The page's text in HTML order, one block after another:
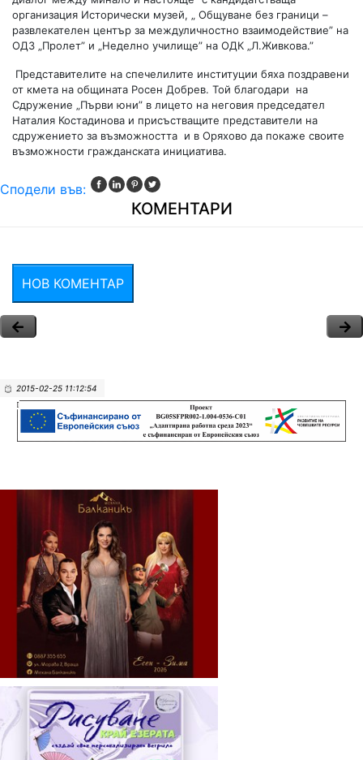
организация Исторически музей, „ Общуване без граници –
развлекателен център за междуличностно взаимодействие” на
ОДЗ „Пролет” и „Неделно училище” на ОДК „Л.Живкова.”
Представителите на спечелилите институции бяха поздравени
от кмета на общината Росен Добрев. Той благодари на
Сдружение „Първи юни” в лицето на неговия председател
Наталия Костадинова и присъстващите представители на
сдружението за възможността и в Оряхово да покаже своите
възможности гражданската инициатива.
Сподели във:
КОМЕНТАРИ
НОВ КОМЕНТАР
2015-02-25 11:12:54